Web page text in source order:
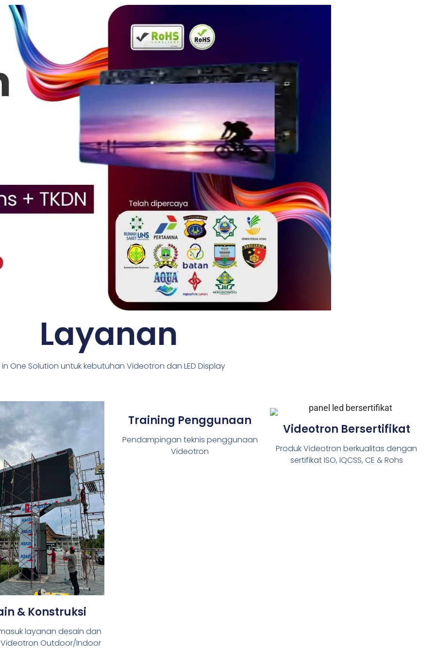
Layanan
in One Solution untuk kebutuhan Videotron dan LED Display
& Konstruksi
layanan desain dan
Videotron Outdoor/Indoor
Training Penggunaan
Pendampingan teknis penggunaan
Videotron
Videotron Bersertifikat
Produk Videotron berkualitas dengan
sertifikat ISO, IQCSS, CE & Rohs